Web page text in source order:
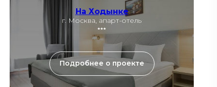
На Ходынке
г. Москва, апарт-отель
⭑⭑⭑
Подробнее о проекте